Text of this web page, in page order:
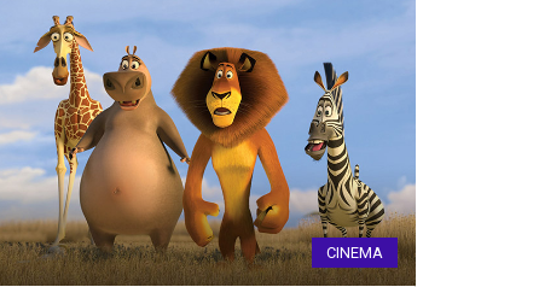
CINEMA